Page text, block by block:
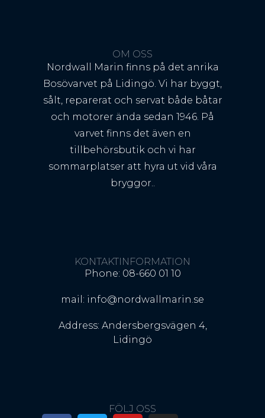
OM OSS
Nordwall Marin finns på det anrika
Bosövarvet på Lidingö. Vi har byggt,
sålt, reparerat och servat både båtar
och motorer ända sedan 1946. På
varvet finns det även en
tillbehörsbutik och vi har
sommarplatser att hyra ut vid våra
bryggor..
KONTAKTINFORMATION
Phone: 08-660 01 10
mail: info@nordwallmarin.se
Address: Andersbergsvägen 4,
Lidingö
FÖLJ OSS